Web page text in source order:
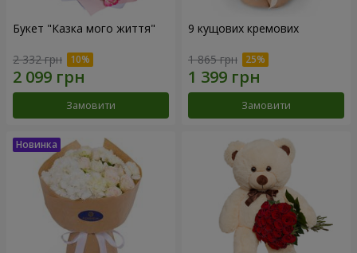
Букет "Казка мого життя"
2 332 грн
Замовити
9 кущових кремових
1 865 грн
Замовити